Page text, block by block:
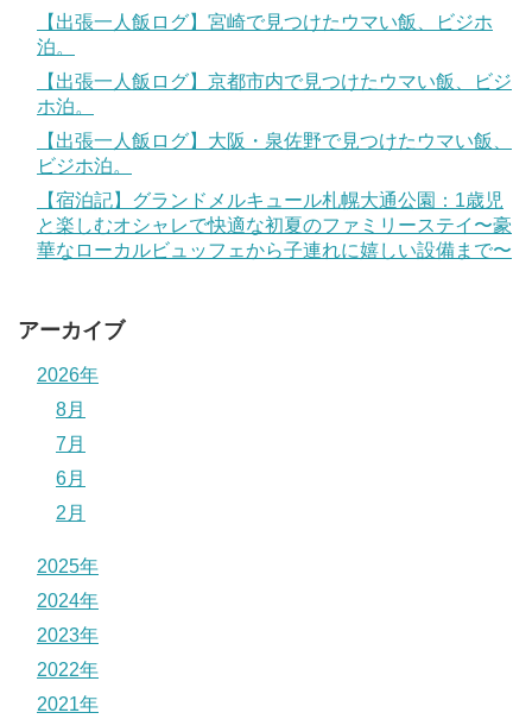
【出張一人飯ログ】宮崎で見つけたウマい飯、ビジホ
泊。
【出張一人飯ログ】京都市内で見つけたウマい飯、ビジ
ホ泊。
【出張一人飯ログ】大阪・泉佐野で見つけたウマい飯、
ビジホ泊。
【宿泊記】グランドメルキュール札幌大通公園：1歳児
と楽しむオシャレで快適な初夏のファミリーステイ〜豪
華なローカルビュッフェから子連れに嬉しい設備まで〜
アーカイブ
2026年
8月
7月
6月
2月
2025年
2024年
2023年
2022年
2021年